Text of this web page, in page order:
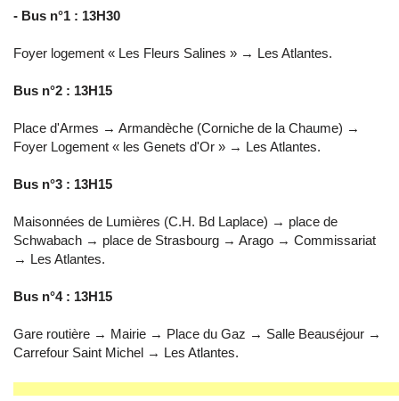
- Bus n°1 : 13H30
Foyer logement « Les Fleurs Salines » → Les Atlantes.
Bus n°2 : 13H15
Place d'Armes → Armandèche (Corniche de la Chaume) →
Foyer Logement « les Genets d'Or » → Les Atlantes.
Bus n°3 : 13H15
Maisonnées de Lumières (C.H. Bd Laplace) → place de
Schwabach → place de Strasbourg → Arago → Commissariat
→ Les Atlantes.
Bus n°4 : 13H15
Gare routière → Mairie → Place du Gaz → Salle Beauséjour →
Carrefour Saint Michel → Les Atlantes.